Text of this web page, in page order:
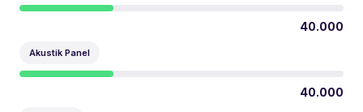
40.000
Akustik Panel
40.000